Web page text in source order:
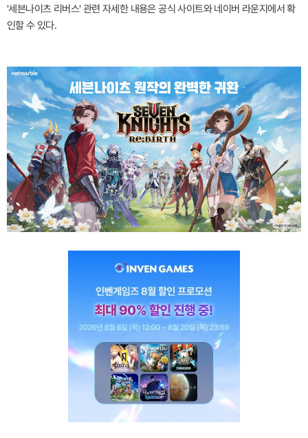
'세븐나이츠 리버스' 관련 자세한 내용은 공식 사이트와 네이버 라운지에서 확
인할 수 있다.